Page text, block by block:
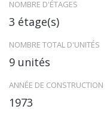
NOMBRE D'ÉTAGES
3 étage(s)
NOMBRE TOTAL D'UNITÉS
9 unités
ANNÉE DE CONSTRUCTION
1973